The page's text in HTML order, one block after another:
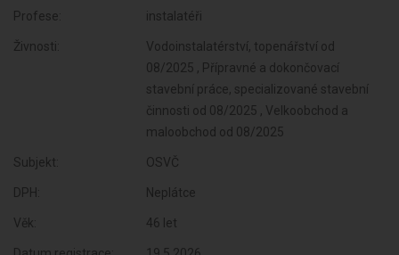
Profese: instalatéři
Živnosti:
Vodoinstalatérství, topenářství od
08/2025 , Přípravné a dokončovací
stavební práce, specializované stavební
činnosti od 08/2025 , Velkoobchod a
maloobchod od 08/2025
Subjekt: OSVČ
DPH: Neplátce
Věk: 46 let